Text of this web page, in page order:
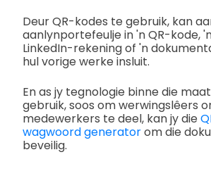
Deur QR-kodes te gebruik, kan
aanlynportefeulje in 'n QR-kode,
LinkedIn-rekening of 'n
hul vorige werke insluit.
En as jy tegnologie binne die
gebruik, soos om werwingslêers
medewerkers te deel, kan jy die
wagwoord generatorom die
beveilig.